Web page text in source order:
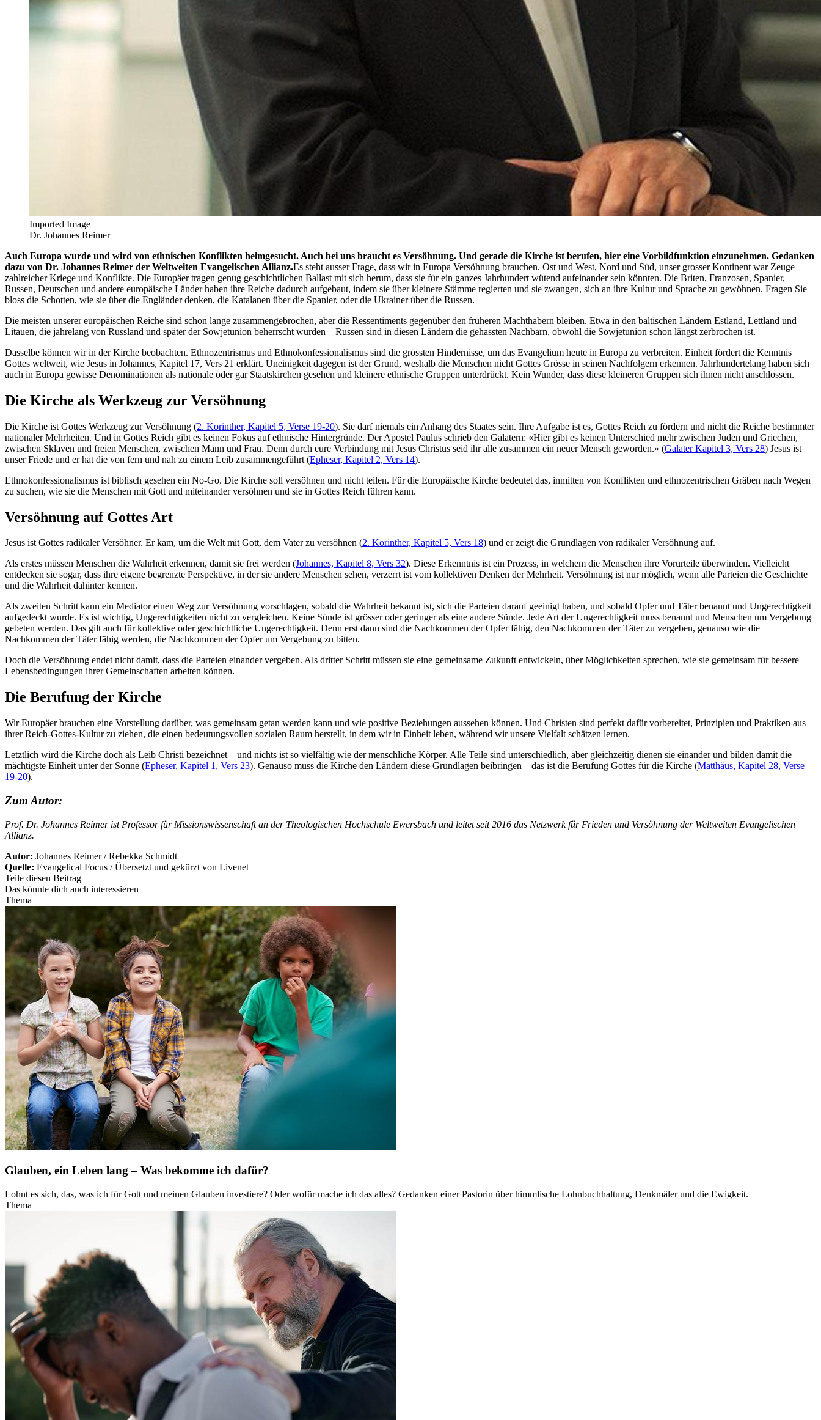
Imported Image
Dr. Johannes Reimer
Auch Europa wurde und wird von ethnischen Konflikten heimgesucht. Auch bei uns braucht es Versöhnung. Und gerade die Kirche ist berufen, hier eine Vorbildfunktion einzunehmen. Gedanken
dazu von Dr. Johannes Reimer der Weltweiten Evangelischen Allianz.Es steht ausser Frage, dass wir in Europa Versöhnung brauchen. Ost und West, Nord und Süd, unser grosser Kontinent war Zeuge
zahlreicher Kriege und Konflikte. Die Europäer tragen genug geschichtlichen Ballast mit sich herum, dass sie für ein ganzes Jahrhundert wütend aufeinander sein könnten. Die Briten, Franzosen, Spanier,
Russen, Deutschen und andere europäische Länder haben ihre Reiche dadurch aufgebaut, indem sie über kleinere Stämme regierten und sie zwangen, sich an ihre Kultur und Sprache zu gewöhnen. Fragen Sie
bloss die Schotten, wie sie über die Engländer denken, die Katalanen über die Spanier, oder die Ukrainer über die Russen.
Die meisten unserer europäischen Reiche sind schon lange zusammengebrochen, aber die Ressentiments gegenüber den früheren Machthabern bleiben. Etwa in den baltischen Ländern Estland, Lettland und
Litauen, die jahrelang von Russland und später der Sowjetunion beherrscht wurden – Russen sind in diesen Ländern die gehassten Nachbarn, obwohl die Sowjetunion schon längst zerbrochen ist.
Dasselbe können wir in der Kirche beobachten. Ethnozentrismus und Ethnokonfessionalismus sind die grössten Hindernisse, um das Evangelium heute in Europa zu verbreiten. Einheit fördert die Kenntnis
Gottes weltweit, wie Jesus in Johannes, Kapitel 17, Vers 21 erklärt. Uneinigkeit dagegen ist der Grund, weshalb die Menschen nicht Gottes Grösse in seinen Nachfolgern erkennen. Jahrhundertelang haben sich
auch in Europa gewisse Denominationen als nationale oder gar Staatskirchen gesehen und kleinere ethnische Gruppen unterdrückt. Kein Wunder, dass diese kleineren Gruppen sich ihnen nicht anschlossen.
Die Kirche als Werkzeug zur Versöhnung
Die Kirche ist Gottes Werkzeug zur Versöhnung (2. Korinther, Kapitel 5, Verse 19-20). Sie darf niemals ein Anhang des Staates sein. Ihre Aufgabe ist es, Gottes Reich zu fördern und nicht die Reiche bestimmter
nationaler Mehrheiten. Und in Gottes Reich gibt es keinen Fokus auf ethnische Hintergründe. Der Apostel Paulus schrieb den Galatern: «Hier gibt es keinen Unterschied mehr zwischen Juden und Griechen,
zwischen Sklaven und freien Menschen, zwischen Mann und Frau. Denn durch eure Verbindung mit Jesus Christus seid ihr alle zusammen ein neuer Mensch geworden.» (Galater Kapitel 3, Vers 28) Jesus ist
unser Friede und er hat die von fern und nah zu einem Leib zusammengeführt (Epheser, Kapitel 2, Vers 14).
Ethnokonfessionalismus ist biblisch gesehen ein No-Go. Die Kirche soll versöhnen und nicht teilen. Für die Europäische Kirche bedeutet das, inmitten von Konflikten und ethnozentrischen Gräben nach Wegen
zu suchen, wie sie die Menschen mit Gott und miteinander versöhnen und sie in Gottes Reich führen kann.
Versöhnung auf Gottes Art
Jesus ist Gottes radikaler Versöhner. Er kam, um die Welt mit Gott, dem Vater zu versöhnen (2. Korinther, Kapitel 5, Vers 18) und er zeigt die Grundlagen von radikaler Versöhnung auf.
Als erstes müssen Menschen die Wahrheit erkennen, damit sie frei werden (Johannes, Kapitel 8, Vers 32). Diese Erkenntnis ist ein Prozess, in welchem die Menschen ihre Vorurteile überwinden. Vielleicht
entdecken sie sogar, dass ihre eigene begrenzte Perspektive, in der sie andere Menschen sehen, verzerrt ist vom kollektiven Denken der Mehrheit. Versöhnung ist nur möglich, wenn alle Parteien die Geschichte
und die Wahrheit dahinter kennen.
Als zweiten Schritt kann ein Mediator einen Weg zur Versöhnung vorschlagen, sobald die Wahrheit bekannt ist, sich die Parteien darauf geeinigt haben, und sobald Opfer und Täter benannt und Ungerechtigkeit
aufgedeckt wurde. Es ist wichtig, Ungerechtigkeiten nicht zu vergleichen. Keine Sünde ist grösser oder geringer als eine andere Sünde. Jede Art der Ungerechtigkeit muss benannt und Menschen um Vergebung
gebeten werden. Das gilt auch für kollektive oder geschichtliche Ungerechtigkeit. Denn erst dann sind die Nachkommen der Opfer fähig, den Nachkommen der Täter zu vergeben, genauso wie die
Nachkommen der Täter fähig werden, die Nachkommen der Opfer um Vergebung zu bitten.
Doch die Versöhnung endet nicht damit, dass die Parteien einander vergeben. Als dritter Schritt müssen sie eine gemeinsame Zukunft entwickeln, über Möglichkeiten sprechen, wie sie gemeinsam für bessere
Lebensbedingungen ihrer Gemeinschaften arbeiten können.
Die Berufung der Kirche
Wir Europäer brauchen eine Vorstellung darüber, was gemeinsam getan werden kann und wie positive Beziehungen aussehen können. Und Christen sind perfekt dafür vorbereitet, Prinzipien und Praktiken aus
ihrer Reich-Gottes-Kultur zu ziehen, die einen bedeutungsvollen sozialen Raum herstellt, in dem wir in Einheit leben, während wir unsere Vielfalt schätzen lernen.
Letztlich wird die Kirche doch als Leib Christi bezeichnet – und nichts ist so vielfältig wie der menschliche Körper. Alle Teile sind unterschiedlich, aber gleichzeitig dienen sie einander und bilden damit die
mächtigste Einheit unter der Sonne (Epheser, Kapitel 1, Vers 23). Genauso muss die Kirche den Ländern diese Grundlagen beibringen – das ist die Berufung Gottes für die Kirche (Matthäus, Kapitel 28, Verse
19-20).
Zum Autor:
Prof. Dr. Johannes Reimer ist Professor für Missionswissenschaft an der Theologischen Hochschule Ewersbach und leitet seit 2016 das Netzwerk für Frieden und Versöhnung der Weltweiten Evangelischen
Allianz.
Autor: Johannes Reimer / Rebekka Schmidt
Quelle: Evangelical Focus / Übersetzt und gekürzt von Livenet
Teile diesen Beitrag
Das könnte dich auch interessieren
Thema
Glauben, ein Leben lang – Was bekomme ich dafür?
Lohnt es sich, das, was ich für Gott und meinen Glauben investiere? Oder wofür mache ich das alles? Gedanken einer Pastorin über himmlische Lohnbuchhaltung, Denkmäler und die Ewigkeit.
Thema